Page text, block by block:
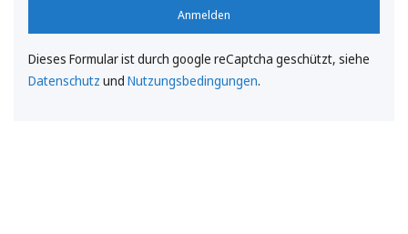
Anmelden
Dieses Formular ist durch google reCaptcha geschützt, siehe
Datenschutz und Nutzungsbedingungen.